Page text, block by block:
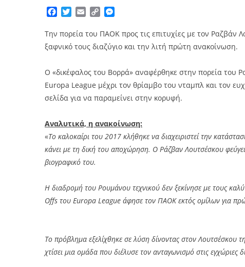
Facebook
TwitterEmailCopy
Την πορεία του ΠΑΟΚ προς τις επιτυχίες με τον
ξαφνικό τους διαζύγιο και την λιτή πρώτη ανακοίνωση.
Ο «δικέφαλος του Βορρά» αναφέρθηκε στην πορεία του
Europa League μέχρι τον θρίαμβο του νταμπλ και τον
σελίδα για να παραμείνει στην κορυφή.
Αναλυτικά, η ανακοίνωση:
«Το καλοκαίρι του 2017 κλήθηκε να διαχειριστεί την
κάνει με τη δική του αποχώρηση. Ο Ράζβαν Λουτσέσκου
βιογραφικό του.
Η διαδρομή του Ρουμάνου τεχνικού δεν ξεκίνησε με τους
Offs του Europa League άφησε τον ΠΑΟΚ εκτός ομίλων για
Το πρόβλημα εξελίχθηκε σε λύση δίνοντας στον Λουτσέσκου
χτίσει μια ομάδα που διέλυσε τον ανταγωνισμό στις εγχώριες